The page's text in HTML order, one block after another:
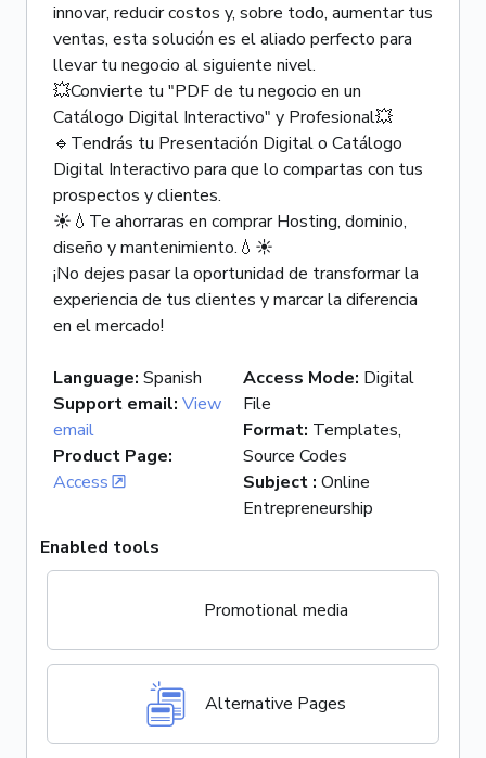
innovar, reducir costos y, sobre todo, aumentar tus
ventas, esta solución es el aliado perfecto para
llevar tu negocio al siguiente nivel.
💥Convierte tu "PDF de tu negocio en un
Catálogo Digital Interactivo" y Profesional💥
🔹Tendrás tu Presentación Digital o Catálogo
Digital Interactivo para que lo compartas con tus
prospectos y clientes.
☀💧Te ahorraras en comprar Hosting, dominio,
diseño y mantenimiento.💧☀
¡No dejes pasar la oportunidad de transformar la
experiencia de tus clientes y marcar la diferencia
en el mercado!
Language: Spanish
Support email: View
email
Product Page:
Access
Access Mode: Digital
File
Format: Templates,
Source Codes
Subject : Online
Entrepreneurship
Enabled tools
Promotional media
Alternative Pages